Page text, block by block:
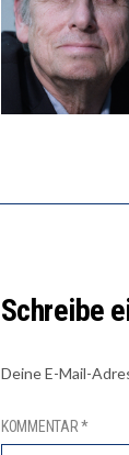
Schreibe
Deine E-Mail-
KOMMENTAR*